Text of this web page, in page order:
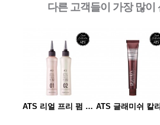
다른 고객들이 가장 많이
ATS 리얼 프리 펌 1제/2제